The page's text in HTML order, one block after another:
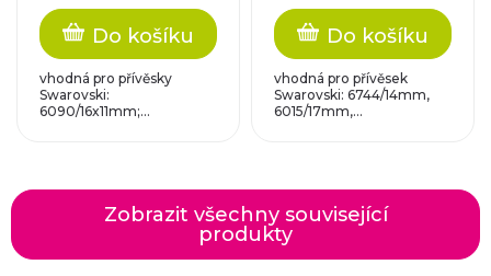
Do košíku
vhodná pro přívěsky
Swarovski:
6090/16x11mm;...
Do košíku
vhodná pro přívěsek
Swarovski: 6744/14mm,
6015/17mm,...
Zobrazit všechny související
produkty